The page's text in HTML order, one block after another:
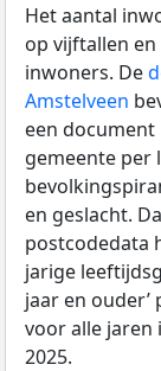
Het aantal
op vijftallen
inwoners. De
Amstelveen
een
gemeente per
en geslacht.
postcodedata
jarige
jaar en
voor alle jaren
2025.